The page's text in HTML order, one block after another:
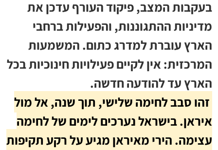
בעקבות המצב, פיקוד העורף עדכן את
מדיניות ההתגוננות, והפעילות ברחבי
הארץ עוברת למדרג כתום. המשמעות
המרכזית: אין לקיים פעילויות חינוכיות בכל
הארץ עד להודעה חדשה.
זהו סבב לחימה שלישי, תוך שנה, אל מול
איראן. בישראל נערכים לימים של לחימה
עצימה. הירי מאיראן מגיע על רקע תקיפות